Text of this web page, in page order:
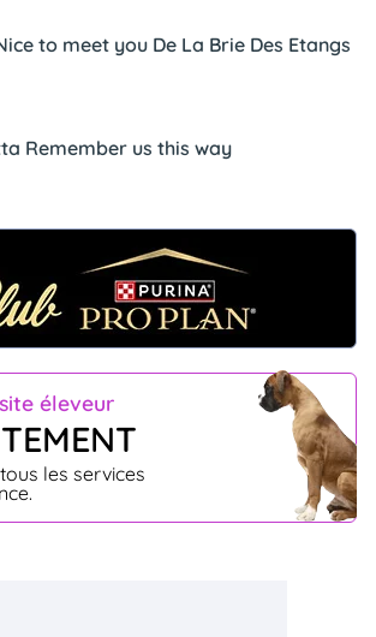
éleveur
les services
to meet you De La Brie Des Etangs
Remember us this way